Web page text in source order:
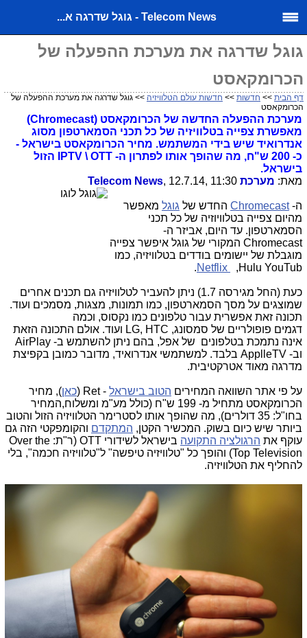
Telecom News - גוגל שדרגה א...
גוגל שדרגה את מערכת ההפעלה של
הכרומקאסט
דף הבית >> חדשות >> חדשות עולם הטלוויזיה >> גוגל שדרגה את מערכת ההפעלה של
הכרומקאסט
מערכת ההפעלה החדשה של הכרומקאסט (Chromecast)
מאפשרת צפייה בטלוויזיה של כל תכני הסמארטפון מסוג
אנדרואיד שיש בידי המשתמש. מחיר הכרומקאסט בישראל -
כ- 200 ש"ח, מה שהופך אותו לפתרון ה- IPTV \ OTT הזול
בישראל.
מאת: מערכת Telecom News , 12.7.14, 11:30
ה-Chromecast החדש של גוגל מאפשר
מהיום צפייה בטלוויוזיה של כל תכני
הסמארטפון. עד היום, אביזר ה-
Chromecast המקורי של גוגל איפשר צפייה
מוגבלת של יישומים בודדים בטלוויזיה, כמו
Netflix
,Hulu YouTub
.
כעת (החל מגירסה 1.7) ניתן להעביר לטלוויזיה גם תכנים אחרים
שמוצגים על מסך הסמארטפון, כמו תמונות, מצגות, מסמכים ועוד.
תכונה זאת אפשרית עבור טלפונים כמו נקסוס, וכמה
דגמים פופולריים של סמסונג, LG, HTC ועוד. אולם התכונה הזאת
אינה נתמכת בטלפונים של אפל, בהם ניתן להשתמש ב- AirPlay
וב- ApplleTV בלבד. למשתמשי אנדרואיד, מדובר כמובן בקפיצת
מדרגה מאוד אטרקטיבית.
על פי אתר השוואה המחירים הטוב בישראל - Ret ( כאן), מחיר
הכרומקאסט מתחיל מ- 199 ש"ח (כולל מע"מ ומשלוח,המחיר
בחו"ל: 35 דולרים), מה שהופך אותו לסטרימר הטלוויזיה הזול והטוב
ביותר שיש כיום בשוק. המכשיר הקטן, המתקדם והקומפקטי הזה גם
עוקף את הרגולציה התקועה
בישראל לשידורי OTT (ר"ת: Over the
Top Television) והופך כל "טלוויזיה טיפשה" ל"טלוויזיה חכמה", בלי
להחליף את הטלוויזיה.